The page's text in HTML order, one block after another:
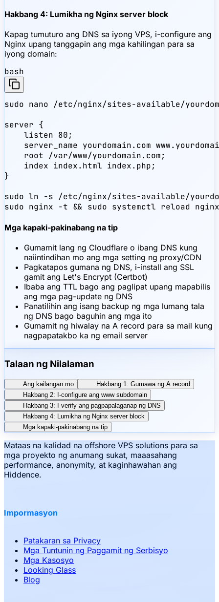
Hakbang 4: Lumikha ng Nginx server block
Kapag tumuturo ang DNS sa iyong VPS, i-configure ang
Nginx upang tanggapin ang mga kahilingan para sa
iyong domain:
bash
sudo nano /etc/nginx/sites-available/
server {
    listen 80;
server_name yourdomain.com
    root /var/www/yourdomain.com;
    index index.html index.php;
}
sudo ln -s /etc/nginx/sites-available/
sudo nginx -t && sudo systemctl reload nginx
Mga kapaki-pakinabang na tip
Gumamit lang ng Cloudflare o ibang DNS kung
naiintindihan mo ang mga setting ng proxy/CDN
Pagkatapos gumana ng DNS, i-install ang SSL
gamit ang Let's Encrypt (Certbot)
Ibaba ang TTL bago ang paglipat upang mapabilis
ang mga pag-update ng DNS
Panatilihin ang isang backup ng mga lumang tala
ng DNS bago baguhin ang mga ito
Gumamit ng hiwalay na A record para sa mail kung
nagpapatakbo ka ng email server
Talaan ng Nilalaman
Ang kailangan mo
Hakbang 1: Gumawa ng A record
Hakbang 2: I-configure ang www subdomain
Hakbang 3: I-verify ang pagpapalaganap ng DNS
Hakbang 4: Lumikha ng Nginx server block
Mga kapaki-pakinabang na tip
Mataas na kalidad na offshore VPS solutions para sa
mga proyekto ng anumang sukat, maaasahang
performance, anonymity, at kaginhawahan ang
Hiddence.
Impormasyon
Patakaran sa Privacy
Mga Tuntunin ng Paggamit ng Serbisyo
Mga Kasosyo
Looking Glass
Blog